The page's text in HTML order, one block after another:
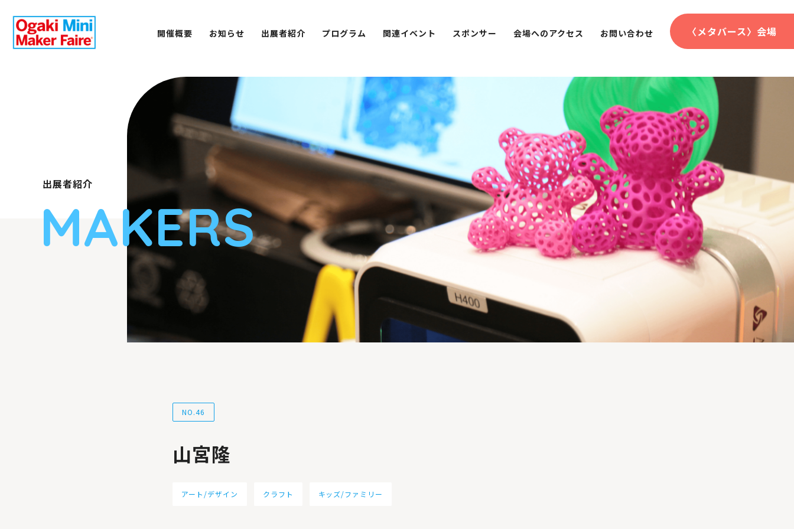
開催概要 お知らせ 出展者紹介 プログラム 関連イベント スポンサー 会場へのアクセス お問い合わせ 〈メタバース〉会場
出展者紹介
MAKERS
NO.46
山宮隆
アート/デザイン クラフト キッズ/ファミリー